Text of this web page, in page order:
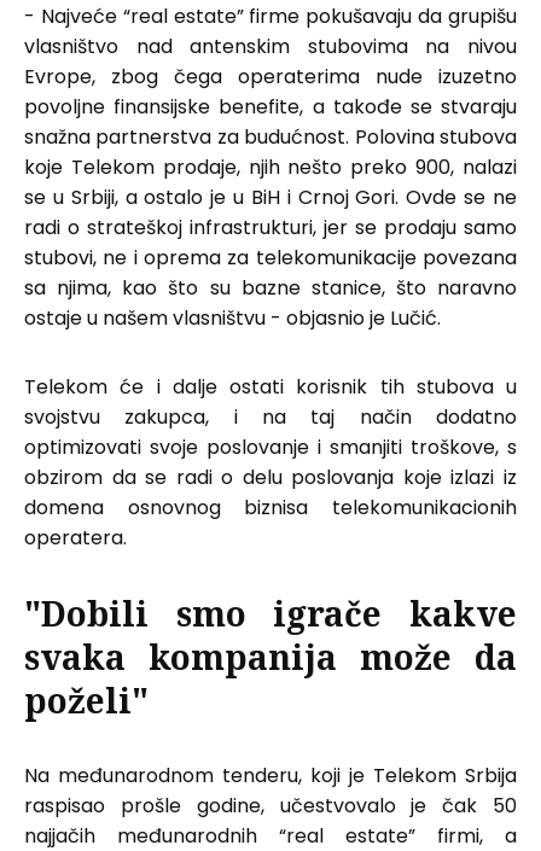
- Najveće “real estate” firme pokušavaju da grupišu
vlasništvo nad antenskim stubovima na nivou
Evrope, zbog čega operaterima nude izuzetno
povoljne finansijske benefite, a takođe se stvaraju
snažna partnerstva za budućnost. Polovina stubova
koje Telekom prodaje, njih nešto preko 900, nalazi
se u Srbiji, a ostalo je u BiH i Crnoj Gori. Ovde se ne
radi o strateškoj infrastrukturi, jer se prodaju samo
stubovi, ne i oprema za telekomunikacije povezana
sa njima, kao što su bazne stanice, što naravno
ostaje u našem vlasništvu - objasnio je Lučić.
Telekom će i dalje ostati korisnik tih stubova u
svojstvu zakupca, i na taj način dodatno
optimizovati svoje poslovanje i smanjiti troškove, s
obzirom da se radi o delu poslovanja koje izlazi iz
domena osnovnog biznisa telekomunikacionih
operatera.
"Dobili smo igrače kakve
svaka kompanija može da
poželi"
Na međunarodnom tenderu, koji je Telekom Srbija
raspisao prošle godine, učestvovalo je čak 50
najjačih međunarodnih “real estate” firmi, a